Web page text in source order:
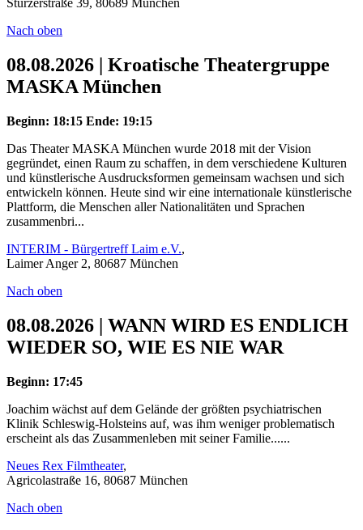
Stürzerstraße 39, 80689 München
Nach oben
08.08.2026 | Kroatische Theatergruppe
MASKA München
Beginn: 18:15 Ende: 19:15
Das Theater MASKA München wurde 2018 mit der Vision
gegründet, einen Raum zu schaffen, in dem verschiedene Kulturen
und künstlerische Ausdrucksformen gemeinsam wachsen und sich
entwickeln können. Heute sind wir eine internationale künstlerische
Plattform, die Menschen aller Nationalitäten und Sprachen
zusammenbri...
INTERIM - Bürgertreff Laim e.V.,
Laimer Anger 2, 80687 München
Nach oben
08.08.2026 | WANN WIRD ES ENDLICH
WIEDER SO, WIE ES NIE WAR
Beginn: 17:45
Joachim wächst auf dem Gelände der größten psychiatrischen
Klinik Schleswig-Holsteins auf, was ihm weniger problematisch
erscheint als das Zusammenleben mit seiner Familie......
Neues Rex Filmtheater,
Agricolastraße 16, 80687 München
Nach oben